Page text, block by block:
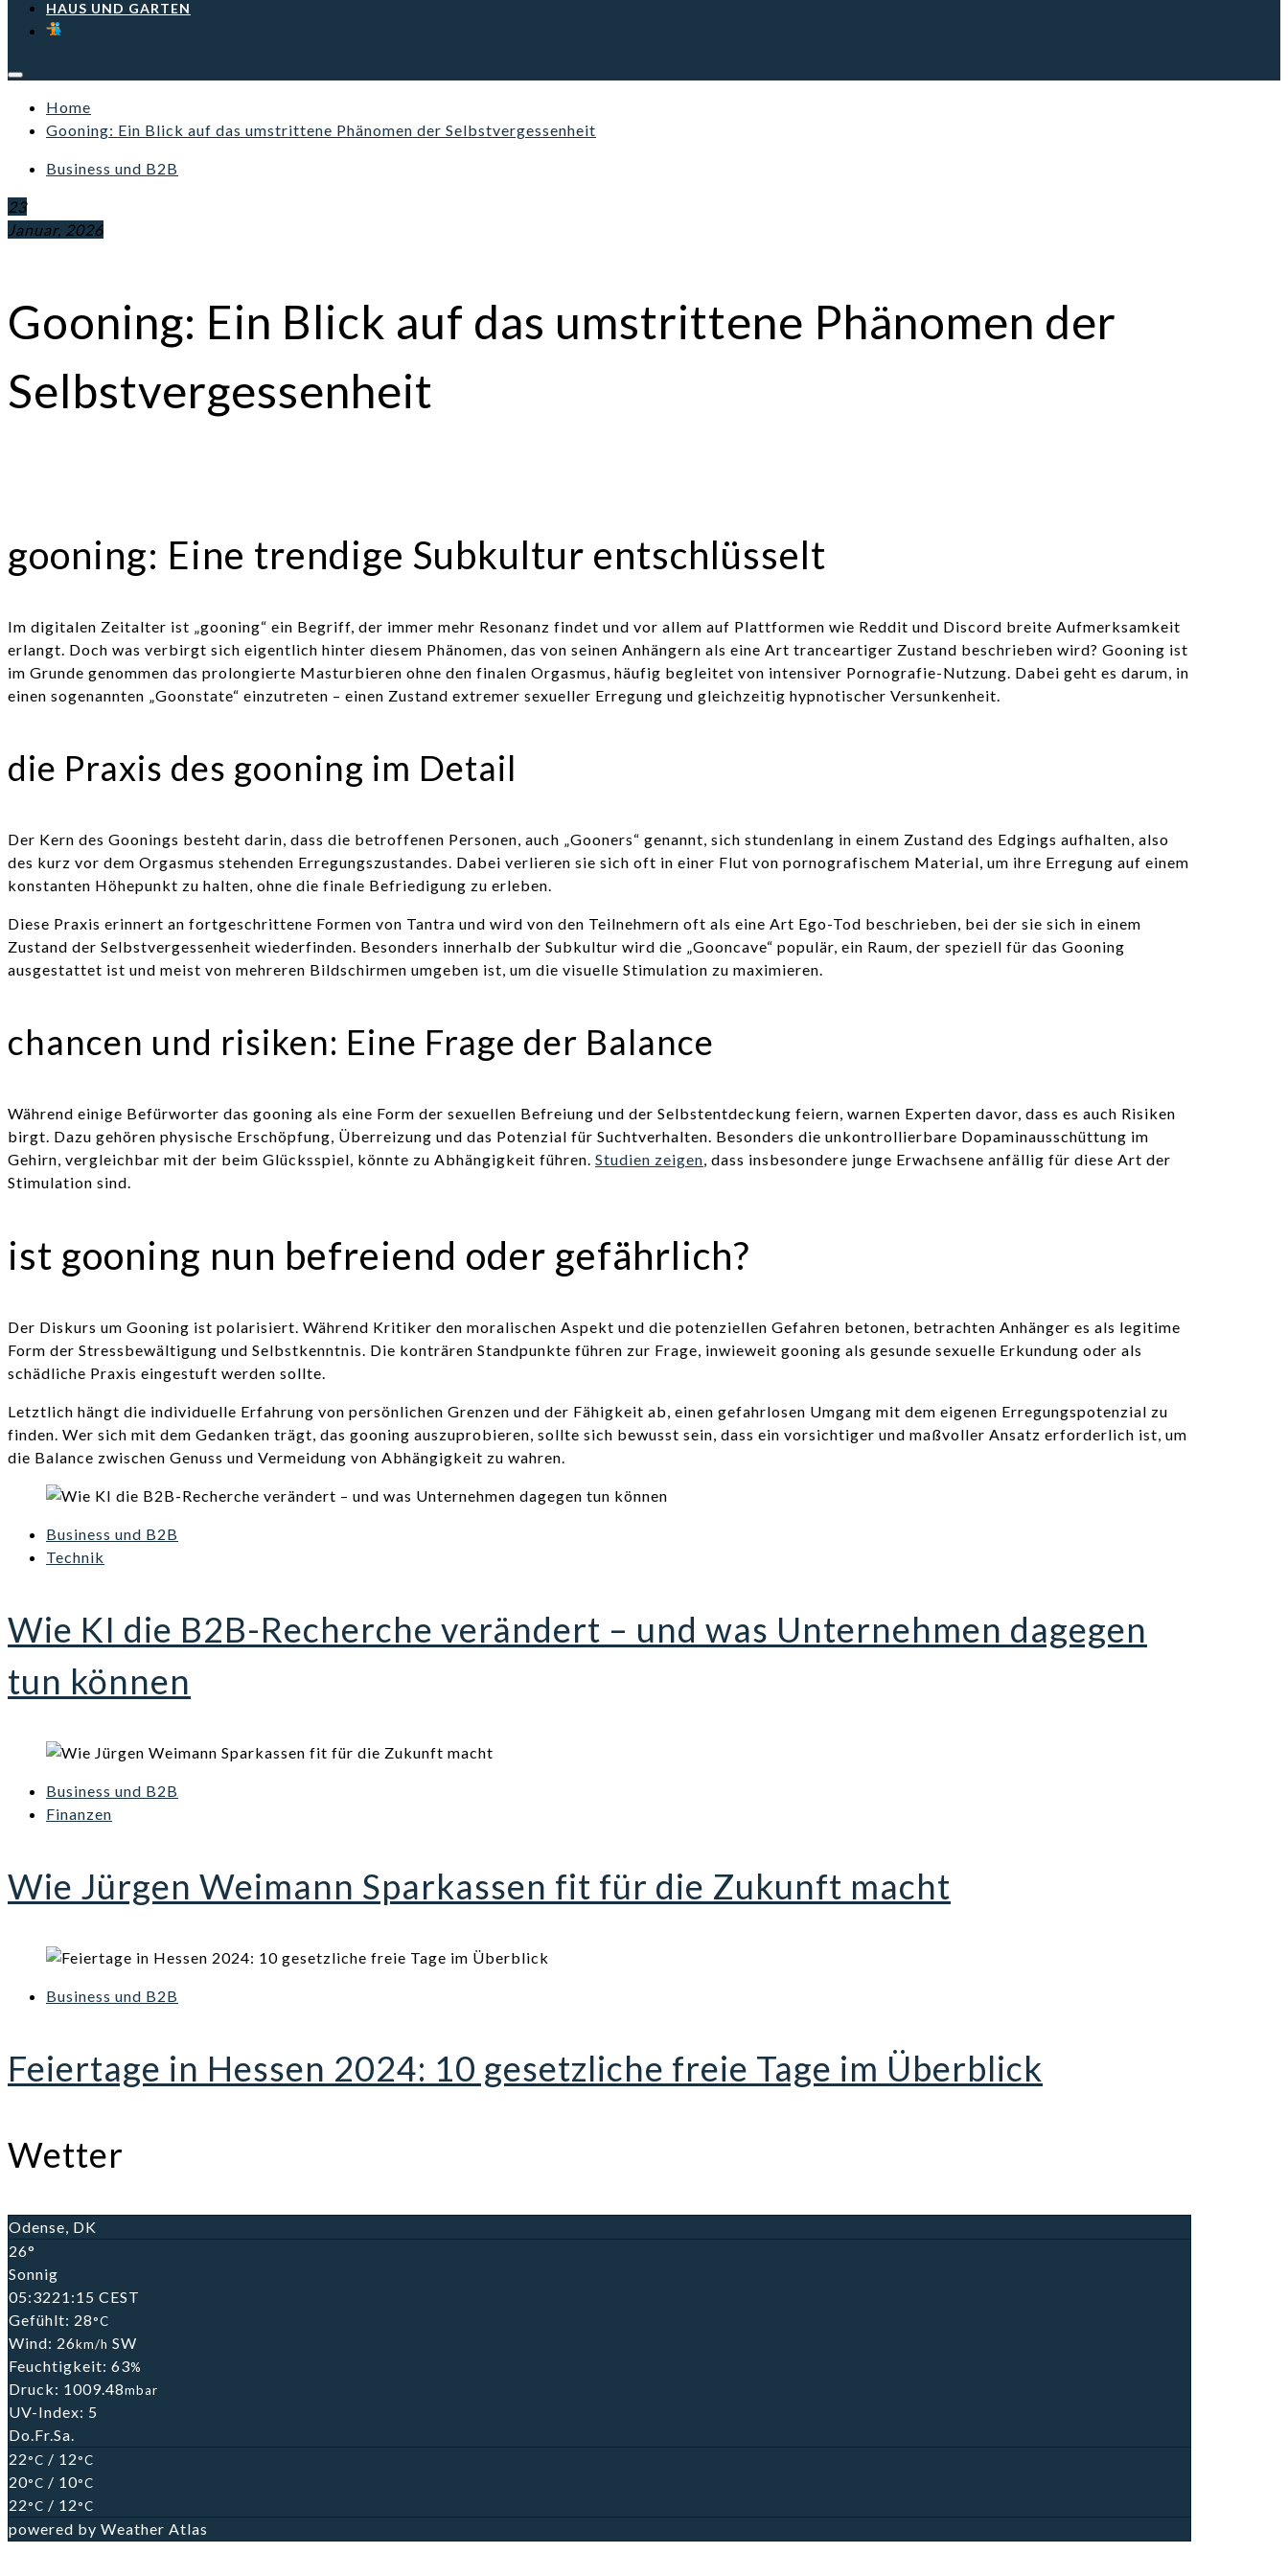
HAUS UND GARTEN
Home
Gooning: Ein Blick auf das umstrittene Phänomen der Selbstvergessenheit
Business und B2B
23
Januar, 2026
Gooning: Ein Blick auf das umstrittene Phänomen der
Selbstvergessenheit
gooning: Eine trendige Subkultur entschlüsselt
Im digitalen Zeitalter ist „gooning“ ein Begriff, der immer mehr Resonanz findet und vor allem auf Plattformen wie Reddit und Discord breite Aufmerksamkeit
erlangt. Doch was verbirgt sich eigentlich hinter diesem Phänomen, das von seinen Anhängern als eine Art tranceartiger Zustand beschrieben wird? Gooning ist
im Grunde genommen das prolongierte Masturbieren ohne den finalen Orgasmus, häufig begleitet von intensiver Pornografie-Nutzung. Dabei geht es darum, in
einen sogenannten „Goonstate“ einzutreten – einen Zustand extremer sexueller Erregung und gleichzeitig hypnotischer Versunkenheit.
die Praxis des gooning im Detail
Der Kern des Goonings besteht darin, dass die betroffenen Personen, auch „Gooners“ genannt, sich stundenlang in einem Zustand des Edgings aufhalten, also
des kurz vor dem Orgasmus stehenden Erregungszustandes. Dabei verlieren sie sich oft in einer Flut von pornografischem Material, um ihre Erregung auf einem
konstanten Höhepunkt zu halten, ohne die finale Befriedigung zu erleben.
Diese Praxis erinnert an fortgeschrittene Formen von Tantra und wird von den Teilnehmern oft als eine Art Ego-Tod beschrieben, bei der sie sich in einem
Zustand der Selbstvergessenheit wiederfinden. Besonders innerhalb der Subkultur wird die „Gooncave“ populär, ein Raum, der speziell für das Gooning
ausgestattet ist und meist von mehreren Bildschirmen umgeben ist, um die visuelle Stimulation zu maximieren.
chancen und risiken: Eine Frage der Balance
Während einige Befürworter das gooning als eine Form der sexuellen Befreiung und der Selbstentdeckung feiern, warnen Experten davor, dass es auch Risiken
birgt. Dazu gehören physische Erschöpfung, Überreizung und das Potenzial für Suchtverhalten. Besonders die unkontrollierbare Dopaminausschüttung im
Gehirn, vergleichbar mit der beim Glücksspiel, könnte zu Abhängigkeit führen. Studien zeigen, dass insbesondere junge Erwachsene anfällig für diese Art der
Stimulation sind.
ist gooning nun befreiend oder gefährlich?
Der Diskurs um Gooning ist polarisiert. Während Kritiker den moralischen Aspekt und die potenziellen Gefahren betonen, betrachten Anhänger es als legitime
Form der Stressbewältigung und Selbstkenntnis. Die konträren Standpunkte führen zur Frage, inwieweit gooning als gesunde sexuelle Erkundung oder als
schädliche Praxis eingestuft werden sollte.
Letztlich hängt die individuelle Erfahrung von persönlichen Grenzen und der Fähigkeit ab, einen gefahrlosen Umgang mit dem eigenen Erregungspotenzial zu
finden. Wer sich mit dem Gedanken trägt, das gooning auszuprobieren, sollte sich bewusst sein, dass ein vorsichtiger und maßvoller Ansatz erforderlich ist, um
die Balance zwischen Genuss und Vermeidung von Abhängigkeit zu wahren.
Business und B2B
Technik
Wie KI die B2B-Recherche verändert – und was Unternehmen dagegen
tun können
Business und B2B
Finanzen
Wie Jürgen Weimann Sparkassen fit für die Zukunft macht
Business und B2B
Feiertage in Hessen 2024: 10 gesetzliche freie Tage im Überblick
Wetter
Odense, DK
26°
Sonnig
05:3221:15 CEST
Gefühlt: 28°C
Wind: 26km/h SW
Feuchtigkeit: 63%
Druck: 1009.48mbar
UV-Index: 5
Do. Fr. Sa.
22°C / 12°C
20°C / 10°C
22°C / 12°C
powered by Weather Atlas